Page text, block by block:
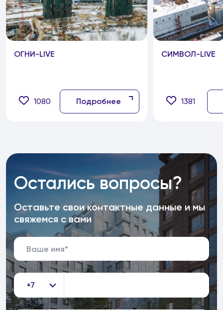
ОГНИ-LIVE
1080 Подробнее
СИМВОЛ-LIVE
1381
Остались вопросы?
Оставьте свои контактные данные и мы
свяжемся с вами
+7